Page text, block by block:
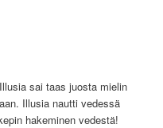
sai taas juosta mielin
Illusia nautti vedessä
hakeminen vedestä!